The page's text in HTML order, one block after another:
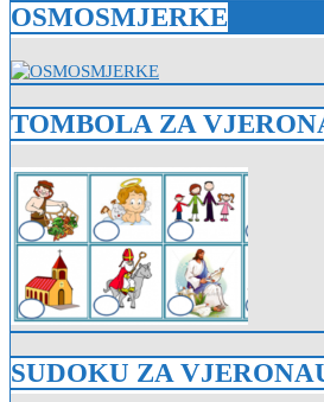
OSMOSMJERKE
TOMBOLA ZA
SUDOKU ZA